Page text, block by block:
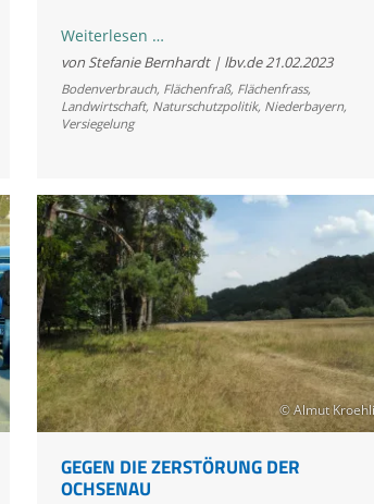
Weiterlesen …LBV
fordert
Raumordnungsverfahren
für
Batteriefabrik
von Stefanie Bernhardt | lbv.de21.02.2023
Bodenverbrauch, Flächenfraß, Flächenfrass,
Landwirtschaft, Naturschutzpolitik, Niederbayern,
Versiegelung
© Almut
GEGEN DIE ZERSTÖRUNG DER
OCHSENAU